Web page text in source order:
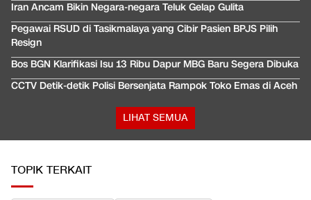
Iran Ancam Bikin Negara-negara Teluk Gelap Gulita
Pegawai RSUD di Tasikmalaya yang Cibir Pasien BPJS Pilih
Resign
Bos BGN Klarifikasi Isu 13 Ribu Dapur MBG Baru Segera Dibuka
CCTV Detik-detik Polisi Bersenjata Rampok Toko Emas di Aceh
LIHAT SEMUA
TOPIK TERKAIT